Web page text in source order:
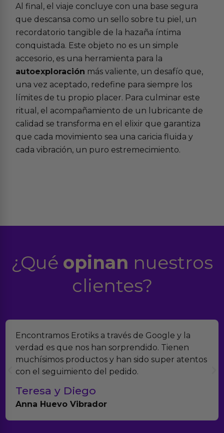
Al final, el viaje concluye con una base segura
que descansa como un sello sobre tu piel, un
recordatorio tangible de la hazaña íntima
conquistada. Este objeto no es un simple
accesorio, es una herramienta para la
autoexploración más valiente, un desafío que,
una vez aceptado, redefine para siempre los
límites de tu propio placer. Para culminar este
ritual, el acompañamiento de un lubricante de
calidad se transforma en el elixir que garantiza
que cada movimiento sea una caricia fluida y
cada vibración, un puro estremecimiento.
¿Qué opinan nuestros
clientes?
Encontramos Erotiks a través de Google y la
verdad es que nos han sorprendido. Tienen
muchísimos productos y han sido super atentos
con el seguimiento del pedido.
Teresa y Diego
Anna Huevo Vibrador